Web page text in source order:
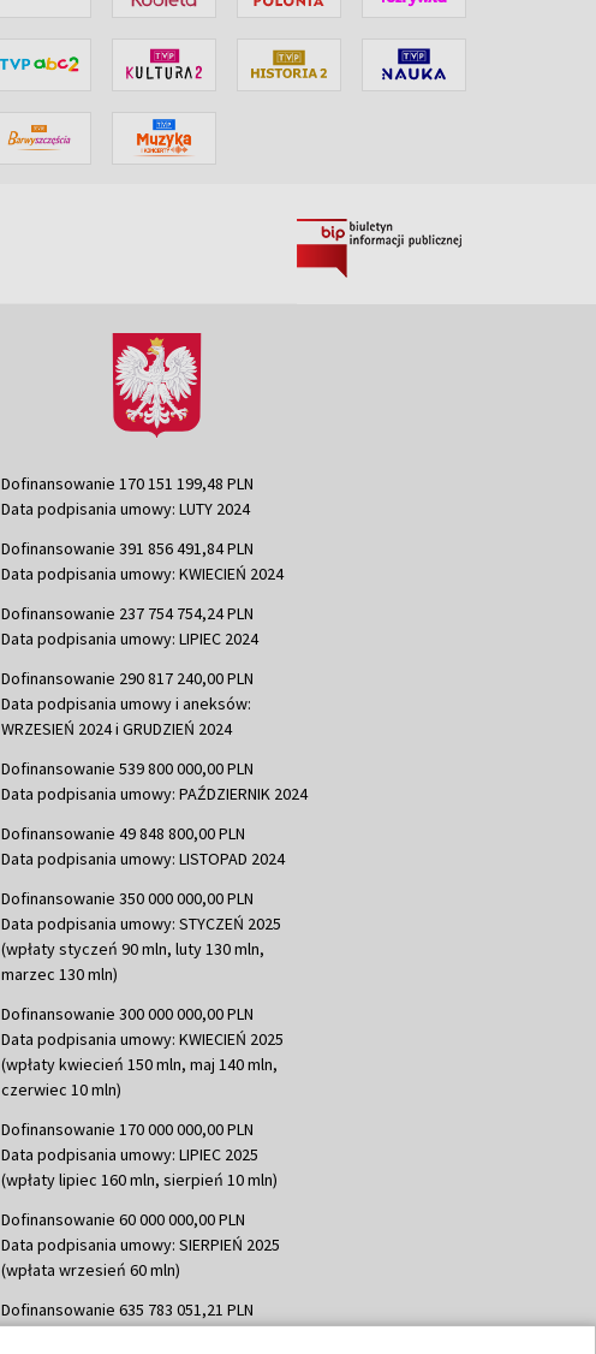
Dofinansowanie 170 151 199,48 PLN
Data podpisania umowy: LUTY 2024
Dofinansowanie 391 856 491,84 PLN
Data podpisania umowy: KWIECIEŃ 2024
Dofinansowanie 237 754 754,24 PLN
Data podpisania umowy: LIPIEC 2024
Dofinansowanie 290 817 240,00 PLN
Data podpisania umowy i aneksów:
WRZESIEŃ 2024 i GRUDZIEŃ 2024
Dofinansowanie 539 800 000,00 PLN
Data podpisania umowy: PAŹDZIERNIK 2024
Dofinansowanie 49 848 800,00 PLN
Data podpisania umowy: LISTOPAD 2024
Dofinansowanie 350 000 000,00 PLN
Data podpisania umowy: STYCZEŃ 2025
(wpłaty styczeń 90 mln, luty 130 mln,
marzec 130 mln)
Dofinansowanie 300 000 000,00 PLN
Data podpisania umowy: KWIECIEŃ 2025
(wpłaty kwiecień 150 mln, maj 140 mln,
czerwiec 10 mln)
Dofinansowanie 170 000 000,00 PLN
Data podpisania umowy: LIPIEC 2025
(wpłaty lipiec 160 mln, sierpień 10 mln)
Dofinansowanie 60 000 000,00 PLN
Data podpisania umowy: SIERPIEŃ 2025
(wpłata wrzesień 60 mln)
Dofinansowanie 635 783 051,21 PLN